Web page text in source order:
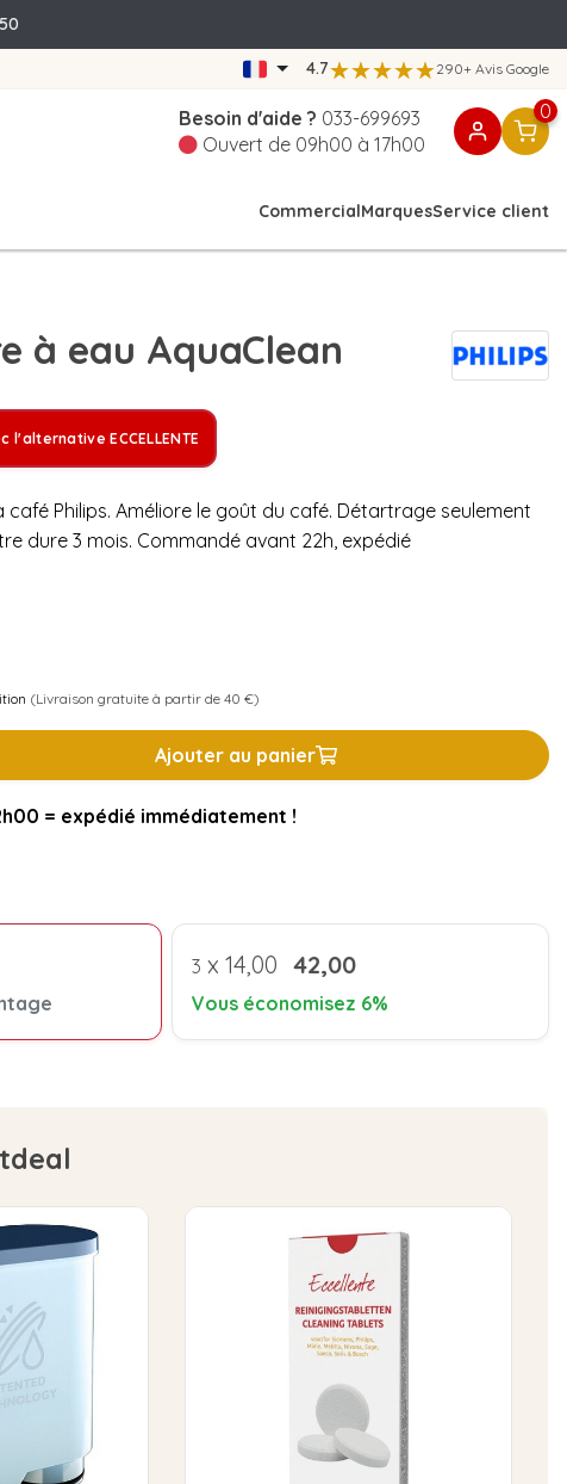
4.7 290+ Avis Google
Besoin d'aide ? 033-699693
Ouvert de 09h00 à 17h00
0
CommercialMarquesService client
à eau AquaClean
l'alternative ECCELLENTE
café Philips. Améliore le goût du café. Détartrage seulement
dure 3 mois. Commandé avant 22h, expédié
(Livraison gratuite à partir de 40 €)
Ajouter au panier
= expédié immédiatement !
3 x 14,00 42,00
Vous économisez 6%